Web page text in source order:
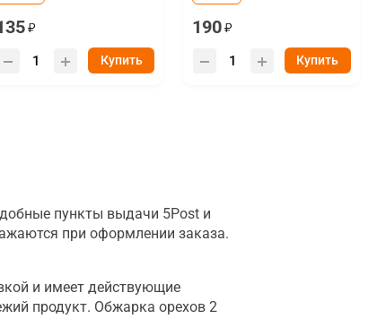
Купить
190
Купить
пункты выдачи 5Post и
при оформлении заказа.
и имеет действующие
продукт. Обжарка орехов 2